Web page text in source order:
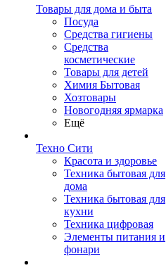
Товары для дома и быта
Посуда
Средства гигиены
Средства
косметические
Товары для детей
Химия Бытовая
Хозтовары
Новогодняя ярмарка
Ещё
Техно Сити
Красота и здоровье
Техника бытовая для
дома
Техника бытовая для
кухни
Техника цифровая
Элементы питания и
фонари